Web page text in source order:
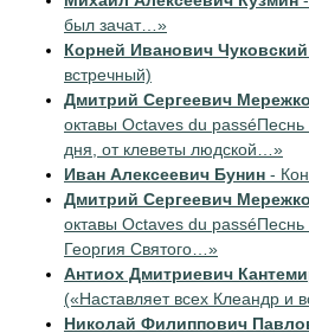
был зачат…»
Корней Иванович Чуковский
встречный)
Дмитрий Сергеевич
октавы Octaves du
дня, от клеветы людской…»
Иван Алексеевич Бунин -
Дмитрий Сергеевич
октавы Octaves du
Георгия Святого…»
Антиох Дмитриевич
(«Наставляет всех Клеандр и
Николай Филиппович